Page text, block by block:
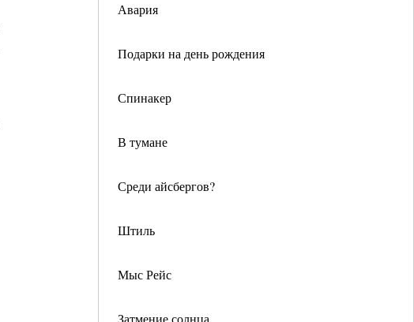
Авария
Подарки на день рождения
Спинакер
В тумане
Среди айсбергов?
Штиль
Мыс Рейс
Затмение солнца